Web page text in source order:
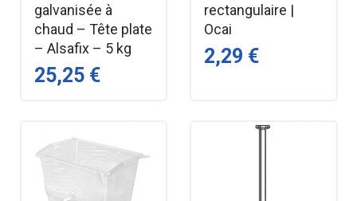
galvanisée à
chaud – Tête plate
– Alsafix – 5 kg
25,25 €
rectangulaire |
Ocai
2,29 €